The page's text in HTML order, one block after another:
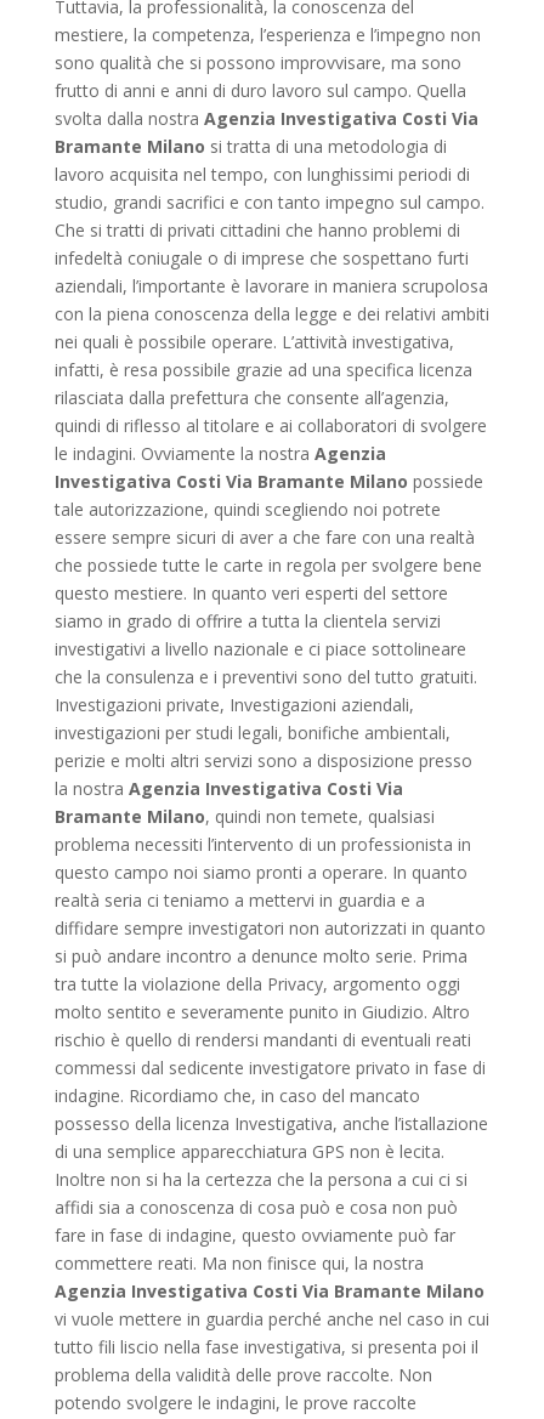
Tuttavia, la professionalità, la conoscenza del
mestiere, la competenza, l’esperienza e l’impegno non
sono qualità che si possono improvvisare, ma sono
frutto di anni e anni di duro lavoro sul campo. Quella
svolta dalla nostra Agenzia Investigativa Costi Via
Bramante Milano si tratta di una metodologia di
lavoro acquisita nel tempo, con lunghissimi periodi di
studio, grandi sacrifici e con tanto impegno sul campo.
Che si tratti di privati cittadini che hanno problemi di
infedeltà coniugale o di imprese che sospettano furti
aziendali, l’importante è lavorare in maniera scrupolosa
con la piena conoscenza della legge e dei relativi ambiti
nei quali è possibile operare. L’attività investigativa,
infatti, è resa possibile grazie ad una specifica licenza
rilasciata dalla prefettura che consente all’agenzia,
quindi di riflesso al titolare e ai collaboratori di svolgere
le indagini. Ovviamente la nostra Agenzia
Investigativa Costi Via Bramante Milano possiede
tale autorizzazione, quindi scegliendo noi potrete
essere sempre sicuri di aver a che fare con una realtà
che possiede tutte le carte in regola per svolgere bene
questo mestiere. In quanto veri esperti del settore
siamo in grado di offrire a tutta la clientela servizi
investigativi a livello nazionale e ci piace sottolineare
che la consulenza e i preventivi sono del tutto gratuiti.
Investigazioni private, Investigazioni aziendali,
investigazioni per studi legali, bonifiche ambientali,
perizie e molti altri servizi sono a disposizione presso
la nostra Agenzia Investigativa Costi Via
Bramante Milano, quindi non temete, qualsiasi
problema necessiti l’intervento di un professionista in
questo campo noi siamo pronti a operare. In quanto
realtà seria ci teniamo a mettervi in guardia e a
diffidare sempre investigatori non autorizzati in quanto
si può andare incontro a denunce molto serie. Prima
tra tutte la violazione della Privacy, argomento oggi
molto sentito e severamente punito in Giudizio. Altro
rischio è quello di rendersi mandanti di eventuali reati
commessi dal sedicente investigatore privato in fase di
indagine. Ricordiamo che, in caso del mancato
possesso della licenza Investigativa, anche l’istallazione
di una semplice apparecchiatura GPS non è lecita.
Inoltre non si ha la certezza che la persona a cui ci si
affidi sia a conoscenza di cosa può e cosa non può
fare in fase di indagine, questo ovviamente può far
commettere reati. Ma non finisce qui, la nostra
Agenzia Investigativa Costi Via Bramante Milano
vi vuole mettere in guardia perché anche nel caso in cui
tutto fili liscio nella fase investigativa, si presenta poi il
problema della validità delle prove raccolte. Non
potendo svolgere le indagini, le prove raccolte